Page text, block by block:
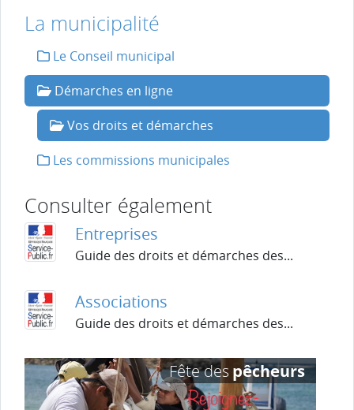
La municipalité
Le Conseil municipal
Démarches en ligne
Vos droits et démarches
Les commissions municipales
Consulter également
Entreprises
Guide des droits et démarches des...
Associations
Guide des droits et démarches des...